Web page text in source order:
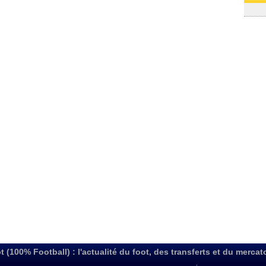
(100% Football) : l'actualité du foot, des transferts et du